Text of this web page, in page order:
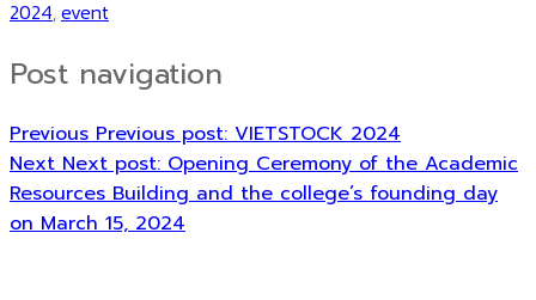
2024,event
Post navigation
Previous Previous post: VIETSTOCK 2024
Next Next post: Opening Ceremony of the Academic
Resources Building and the college’s founding day
on March 15, 2024